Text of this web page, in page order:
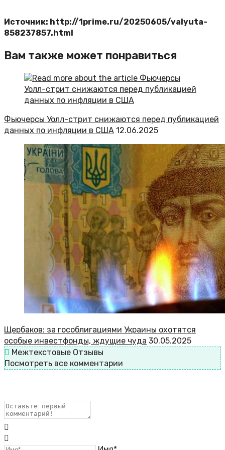
Источник: http://1prime.ru/20250605/valyuta-
858237857.html
Вам также может понравиться
Фьючерсы Уолл-стрит снижаются перед публикацией
данных по инфляции в США 12.06.2025
Щербаков: за гособлигациями Украины охотятся
особые инвестфонды, ждущие чуда 30.05.2025
Межтекстовые Отзывы
Посмотреть все комментарии